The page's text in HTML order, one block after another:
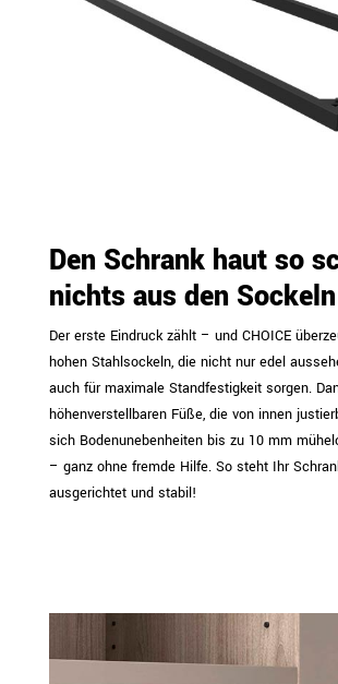
Den Schrank haut so
nichts aus den Sockeln
Der erste Eindruck zählt – und CHOICE
hohen Stahlsockeln, die nicht nur edel
auch für maximale Standfestigkeit sorgen.
höhenverstellbaren Füße, die von innen
sich Bodenunebenheiten bis zu 10 mm
– ganz ohne fremde Hilfe. So steht Ihr
ausgerichtet und stabil!